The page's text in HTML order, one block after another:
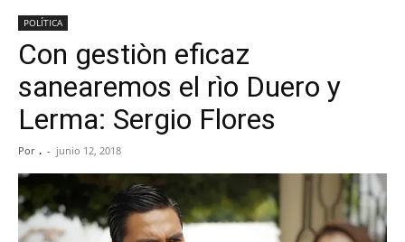
POLÍTICA
Con gestiòn eficaz
sanearemos el rìo Duero y
Lerma: Sergio Flores
Por . - junio 12, 2018